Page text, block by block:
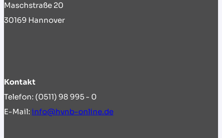
Maschstraße 20
30169 Hannover
Kontakt
Telefon: (0511) 98 995 - 0
E-Mail: info@hvnb-online.de